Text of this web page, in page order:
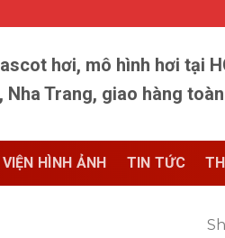
hơi, mô hình hơi tại
Nha Trang, giao hàng
HÌNH ẢNH TIN TỨC